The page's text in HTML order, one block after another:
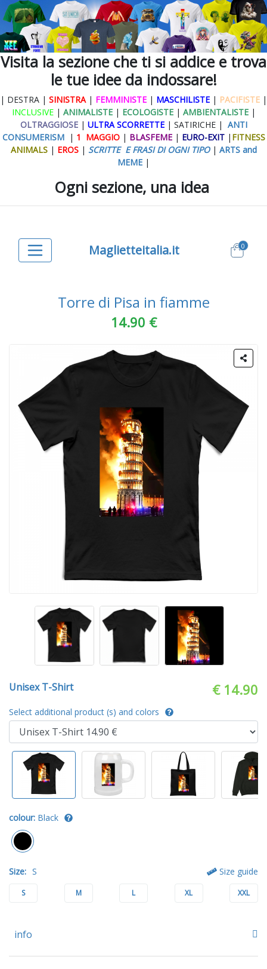
Visita la sezione che ti si addice e trova
le tue idee da indossare!
| DESTRA | SINISTRA| FEMMINISTE | MASCHILISTE | PACIFISTE |
INCLUSIVE| ANIMALISTE| ECOLOGISTE | AMBIENTALISTE|
OLTRAGGIOSE| ULTRA SCORRETTE | SATIRICHE | ANTI
CONSUMERISM | 1 MAGGIO| BLASFEME | EURO-EXIT| FITNESS
ANIMALS| EROS| SCRITTE E FRASI DI OGNI TIPO | ARTS and
MEME |
Ogni sezione, una idea
Maglietteitalia.it 0
Torre di Pisa in fiamme
14.90 €
Unisex T-Shirt € 14.90
Select additional product (s) and colors
colour: Black
Size: S Size guide
S M L XL XXL
info